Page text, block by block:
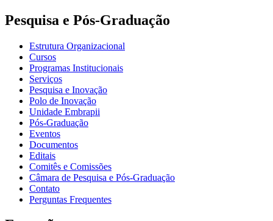
Pesquisa e Pós-Graduação
Estrutura Organizacional
Cursos
Programas Institucionais
Serviços
Pesquisa e Inovação
Polo de Inovação
Unidade Embrapii
Pós-Graduação
Eventos
Documentos
Editais
Comitês e Comissões
Câmara de Pesquisa e Pós-Graduação
Contato
Perguntas Frequentes